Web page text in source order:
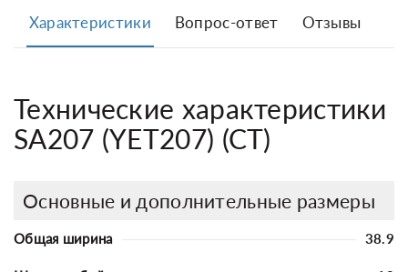
Характеристики Вопрос-ответ Отзывы
Технические характеристики
SA207 (YET207) (CT)
Основные и дополнительные размеры
Общая ширина 38.9